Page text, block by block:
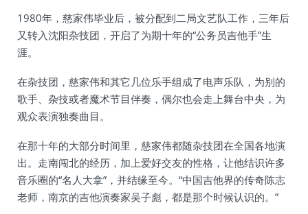
1980年，慈家伟毕业后，被分配到二局文艺队工作，三年后
又转入沈阳杂技团，开启了为期十年的“公务员吉他手”生
涯。
在杂技团，慈家伟和其它几位乐手组成了电声乐队，为别的
歌手、杂技或者魔术节目伴奏，偶尔也会走上舞台中央，为
观众表演独奏曲目。
在那十年的大部分时间里，慈家伟都随杂技团在全国各地演
出。走南闯北的经历，加上爱好交友的性格，让他结识许多
音乐圈的“名人大拿”，并结缘至今。“中国吉他界的传奇陈志
老师，南京的吉他演奏家吴子彪，都是那个时候认识的。”